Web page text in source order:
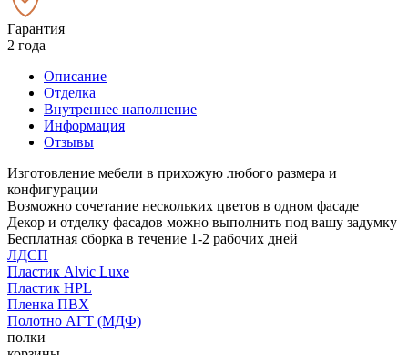
Гарантия
2 года
Описание
Отделка
Внутреннее наполнение
Информация
Отзывы
Изготовление мебели в прихожую любого размера и
конфигурации
Возможно сочетание нескольких цветов в одном фасаде
Декор и отделку фасадов можно выполнить под вашу задумку
Бесплатная сборка в течение 1-2 рабочих дней
ЛДСП
Пластик Alvic Luxe
Пластик HPL
Пленка ПВХ
Полотно АГТ (МДФ)
полки